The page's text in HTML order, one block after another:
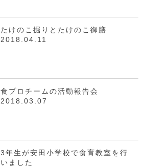
たけのこ掘りとたけのこ御膳
2018.04.11
食プロチームの活動報告会
2018.03.07
3年生が安田小学校で食育教室を行
いました